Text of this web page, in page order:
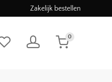
Zakelijk bestellen
0